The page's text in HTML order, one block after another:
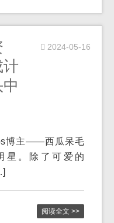
2024-05-16
博主——西瓜呆毛
星。除了可爱的
阅读全文 >>